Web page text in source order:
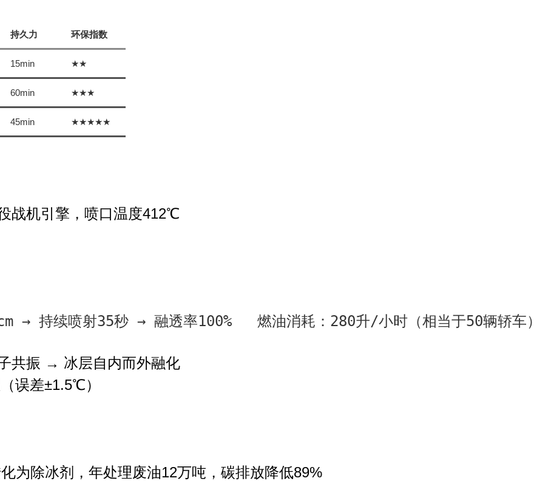
持久力 环保指数
15min ★★
60min ★★★
45min ★★★★★
战机引擎，喷口温度412℃
→ 持续喷射35秒 → 融透率100%   燃油消耗：280升/小时（相当于50辆轿
振 → 冰层自内而外融化
误差±1.5℃）
为除冰剂，年处理废油12万吨，碳排放降低89%